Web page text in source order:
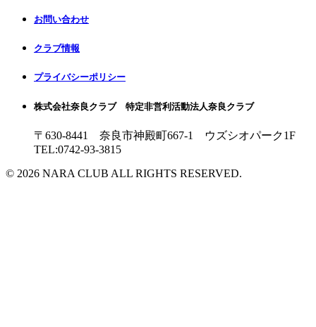
お問い合わせ
クラブ情報
プライバシーポリシー
株式会社奈良クラブ 特定非営利活動法人奈良クラブ
〒630-8441 奈良市神殿町667-1
ウズシオパーク1F
TEL:0742-93-3815
© 2026 NARA CLUB ALL RIGHTS RESERVED.